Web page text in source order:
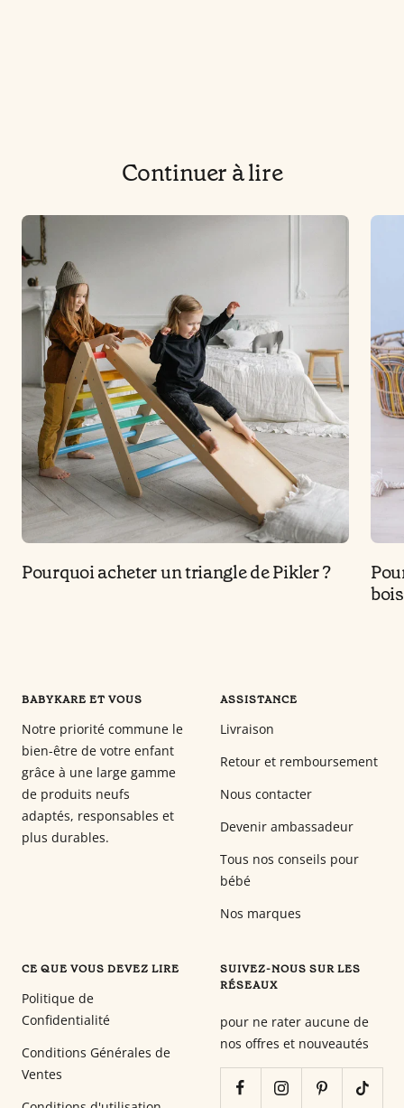
Continuer à lire
Pourquoi acheter un triangle de Pikler ?
BABYKARE ET VOUS
Notre priorité commune le
bien-être de votre enfant
grâce à une large gamme
de produits neufs
adaptés, responsables et
plus durables.
ASSISTANCE
Livraison
Retour et remboursement
Nous contacter
Devenir ambassadeur
Tous nos conseils pour
bébé
Nos marques
CE QUE VOUS DEVEZ LIRE
Politique de
Confidentialité
Conditions Générales de
Ventes
SUIVEZ-NOUS SUR LES
RÉSEAUX
pour ne rater aucune de
nos offres et nouveautés